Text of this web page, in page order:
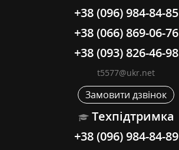
+38 (096) 984-84-85
+38 (066) 869-06-76
+38 (093) 826-46-98
t5577@ukr.net
Замовити дзвінок
Техпідтримка
+38 (096) 984-84-89